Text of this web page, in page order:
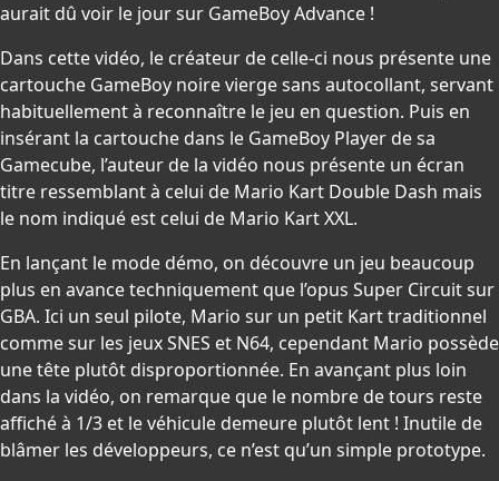
aurait dû voir le jour sur GameBoy Advance !
Dans cette vidéo, le créateur de celle-ci nous présente une
cartouche GameBoy noire vierge sans autocollant, servant
habituellement à reconnaître le jeu en question. Puis en
insérant la cartouche dans le GameBoy Player de sa
Gamecube, l’auteur de la vidéo nous présente un écran
titre ressemblant à celui de Mario Kart Double Dash mais
le nom indiqué est celui de Mario Kart XXL.
En lançant le mode démo, on découvre un jeu beaucoup
plus en avance techniquement que l’opus Super Circuit sur
GBA. Ici un seul pilote, Mario sur un petit Kart traditionnel
comme sur les jeux SNES et N64, cependant Mario possède
une tête plutôt disproportionnée. En avançant plus loin
dans la vidéo, on remarque que le nombre de tours reste
affiché à 1/3 et le véhicule demeure plutôt lent ! Inutile de
blâmer les développeurs, ce n’est qu’un simple prototype.